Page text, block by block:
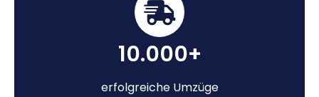
10.000+
erfolgreiche Umzüge